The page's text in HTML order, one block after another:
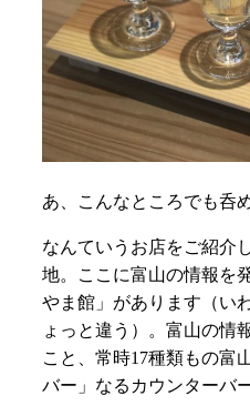
あ、こんなところでも呑
なんていうお店をご紹介
地。ここに富山の情報を
やま館」があります（い
ょっと違う）。富山の情
こと、常時17種類もの富
バー」なるカウンターバ